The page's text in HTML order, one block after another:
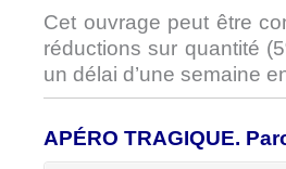
Cet ouvrage peut être
réductions sur quantité
un délai d’une semaine
APÉRO TRAGIQUE.